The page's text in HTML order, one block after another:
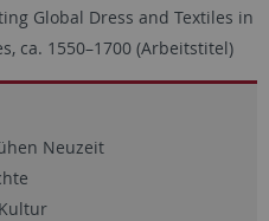
Global Dress and Textiles in
ca. 1550–1700 (Arbeitstitel)
Neuzeit